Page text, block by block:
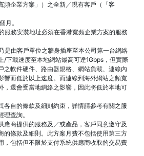
頻企業方案」）之全新／現有客戶（「客
月。
服務安裝地址必須在香港寬頻企業方案的服務
是由客戶單位之牆身插座至本公司第一台網絡
/下載速度至本地網站最高可達1Gbps，但實際
之軟件硬件、路由器規格、網站負載、連線內
響而低於以上速度。而連線到海外網站之頻寬
，還會受當地網絡之影響，因此將低於本地可
各自的條款及細則約束，詳情請參考有關之服
查詢。
應商提供的服務及／或產品，客戶同意遵守及
的條款及細則。此方案月費不包括使用第三方
，包括但不限於支付系統供應商收取的交易費